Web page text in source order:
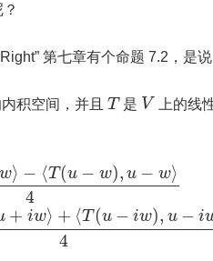
第七章有个命题 7.2，是说
积空间，并且 T 是 V 上的线
w⟩ − ⟨T (u − w), u − w⟩
4
+ iw⟩ + ⟨T (u − iw), u − i
4